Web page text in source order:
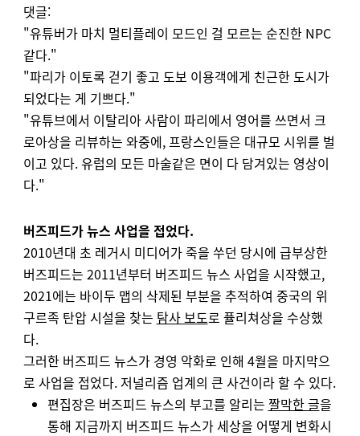
댓글:
"유튜버가 마치 멀티플레이 모드인 걸 모르는 순진한 NPC
같다."
"파리가 이토록 걷기 좋고 도보 이용객에게 친근한 도시가
되었다는 게 기쁘다."
"유튜브에서 이탈리아 사람이 파리에서 영어를 쓰면서 크
로아상을 리뷰하는 와중에, 프랑스인들은 대규모 시위를 벌
이고 있다. 유럽의 모든 마술같은 면이 다 담겨있는 영상이
다."
버즈피드가 뉴스 사업을 접었다.
2010년대 초 레거시 미디어가 죽을 쑤던 당시에 급부상한
버즈피드는 2011년부터 버즈피드 뉴스 사업을 시작했고,
2021에는 바이두 맵의 삭제된 부분을 추적하여 중국의 위
구르족 탄압 시설을 찾는 탐사 보도로 퓰리쳐상을 수상했
다.
그러한 버즈피드 뉴스가 경영 악화로 인해 4월을 마지막으
로 사업을 접었다. 저널리즘 업계의 큰 사건이라 할 수 있다.
편집장은 버즈피드 뉴스의 부고를 알리는 짤막한 글을
통해 지금까지 버즈피드 뉴스가 세상을 어떻게 변화시